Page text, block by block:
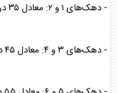
- دهک‌های ۱ و ۲: معادل ۳۵ درصد اجاره‌بهای روز منطقه
- دهک‌های ۳ و ۴: معادل ۴۵ درصد اجاره‌بهای روز منطقه